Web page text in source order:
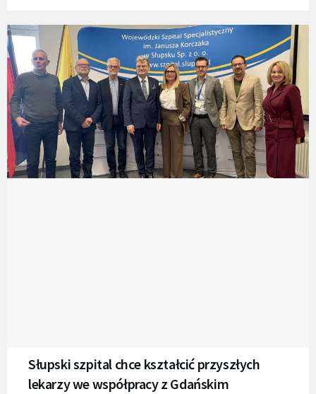
Słupski szpital chce kształcić przyszłych
lekarzy we współpracy z Gdańskim